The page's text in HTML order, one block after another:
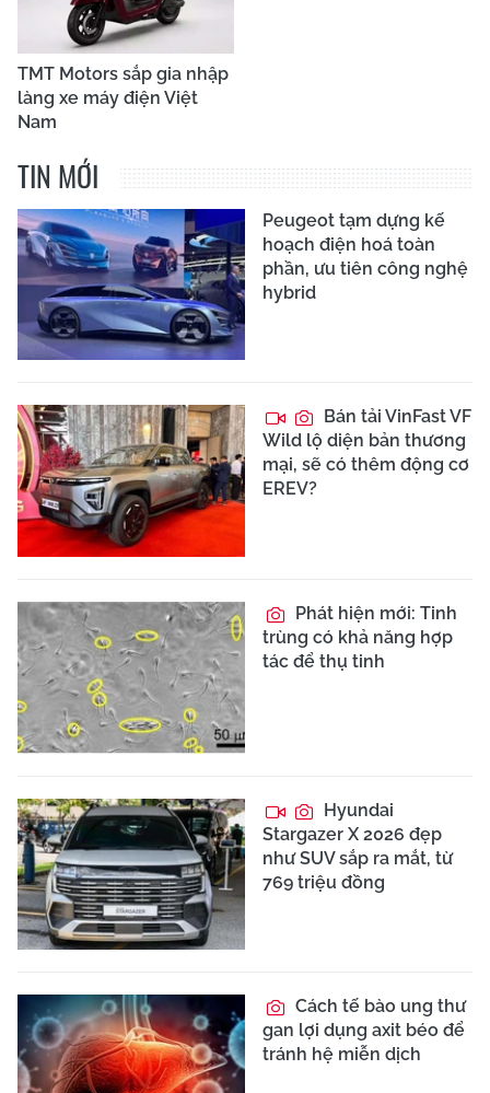
TMT Motors sắp gia nhập
làng xe máy điện Việt
Nam
TIN MỚI
Peugeot tạm dựng kế
hoạch điện hoá toàn
phần, ưu tiên công nghệ
hybrid
Bán tải VinFast VF
Wild lộ diện bản thương
mại, sẽ có thêm động cơ
EREV?
Phát hiện mới: Tinh
trùng có khả năng hợp
tác để thụ tinh
Hyundai
Stargazer X 2026 đẹp
như SUV sắp ra mắt, từ
769 triệu đồng
Cách tế bào ung thư
gan lợi dụng axit béo để
tránh hệ miễn dịch